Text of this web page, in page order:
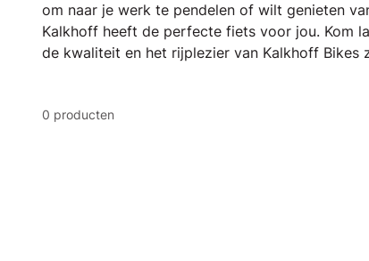
om naar je werk te pendelen of wilt genieten
Kalkhoff heeft de perfecte fiets voor jou. Kom
de kwaliteit en het rijplezier van Kalkhoff Bikes
0 producten